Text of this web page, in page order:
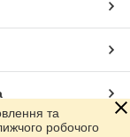
та
робочого